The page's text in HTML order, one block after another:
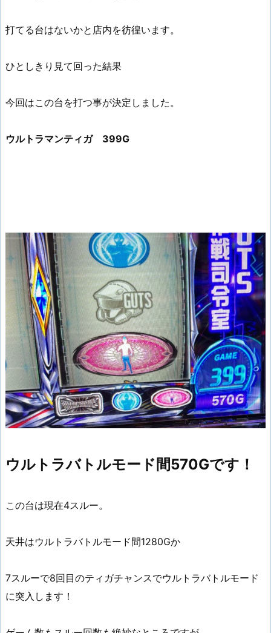
打てる台はないかと店内を彷徨います。
ひとしきり見て回った結果
今回はこの台を打つ事が決定しました。
ウルトラマンティガ 399G
ウルトラバトルモード間570Gです！
この台は現在4スルー。
天井はウルトラバトルモード間1280Gか
7スルーで8回目のティガチャンスでウルトラバトルモード
に突入します！